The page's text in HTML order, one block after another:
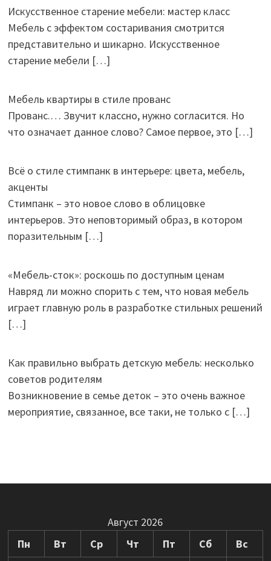
Искусственное старение мебели: мастер класс
Мебель с эффектом состаривания смотрится
представительно и шикарно. Искусственное
старение мебели […]
Мебель квартиры в стиле прованс
Прованс.… Звучит классно, нужно согласится. Но
что означает данное слово? Самое первое, это […]
Всё о стиле стимпанк в интерьере: цвета, мебель,
акценты
Стимпанк – это новое слово в облицовке
интерьеров. Это неповторимый образ, в котором
поразительным […]
«Мебель-сток»: роскошь по доступным ценам
Навряд ли можно спорить с тем, что новая мебель
играет главную роль в разработке стильных решений
[…]
Как правильно выбрать детскую мебель: несколько
советов родителям
Возникновение в семье деток – это очень важное
мероприятие, связанное, все таки, не только с […]
Август 2026
Пн
Вт Ср Чт Пт Сб
Вс